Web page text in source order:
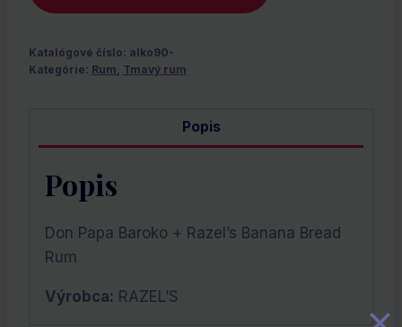
Katalógové číslo: alko90-
Kategórie: Rum, Tmavý rum
Popis
Popis
Don Papa Baroko + Razel’s Banana Bread
Rum
Výrobca: RAZEL’S